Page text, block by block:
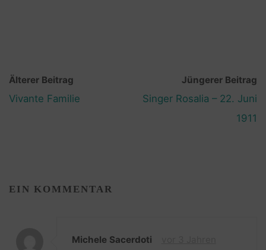
Älterer Beitrag
Vivante Familie
Jüngerer Beitrag
Singer Rosalia – 22. Juni
1911
EIN KOMMENTAR
Michele Sacerdoti